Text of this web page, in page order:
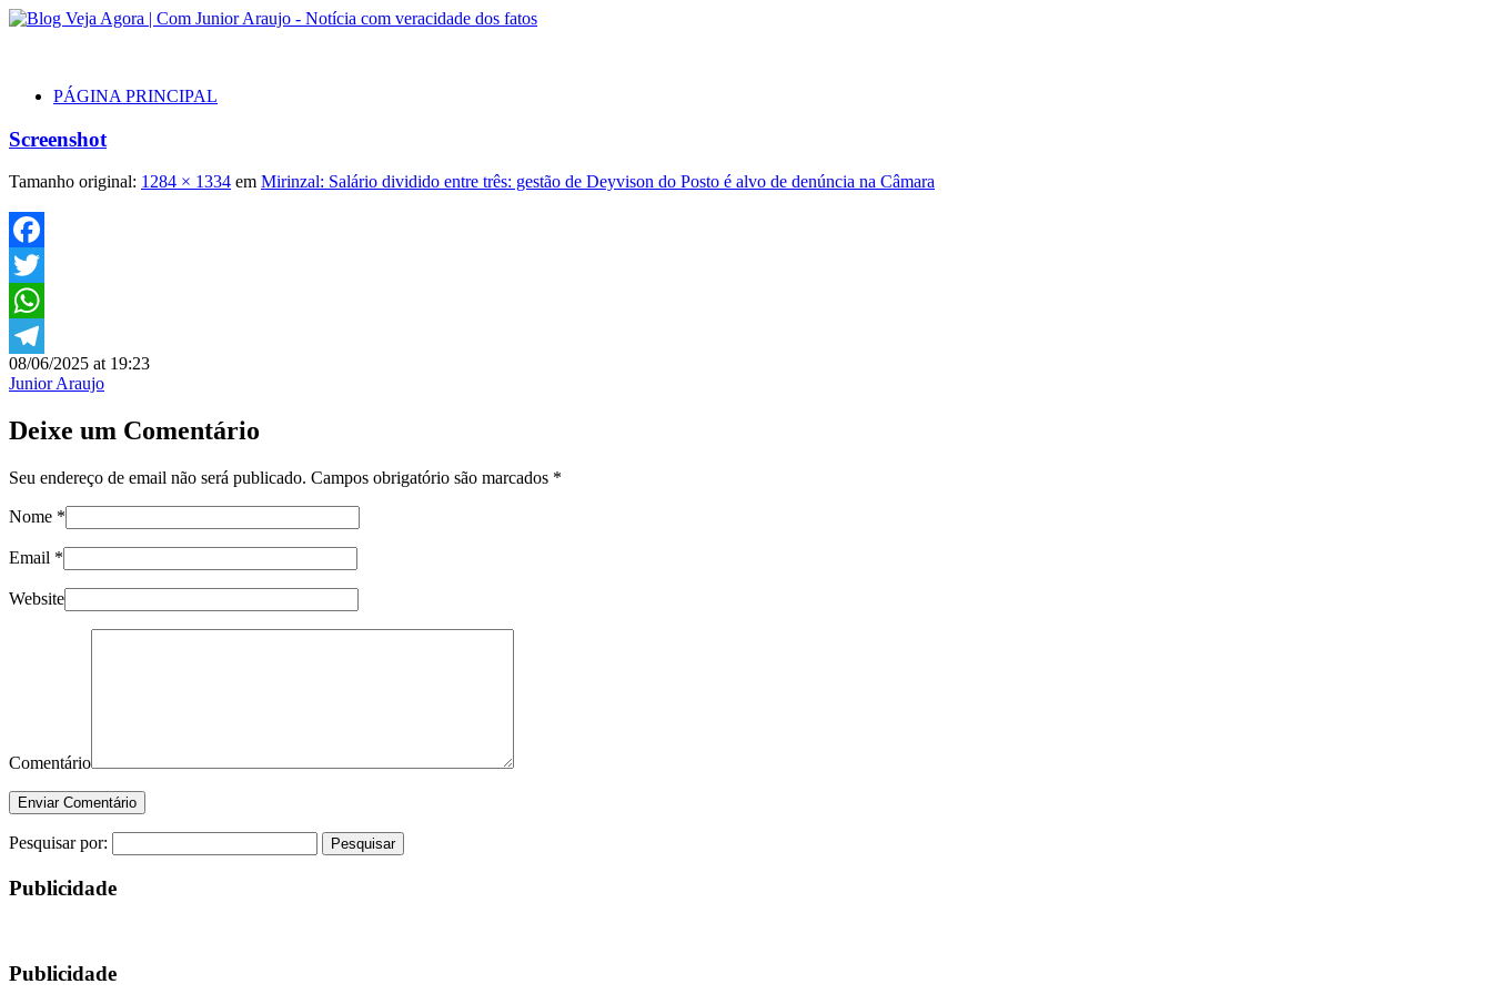
PÁGINA PRINCIPAL
Screenshot
Tamanho original: 1284 × 1334 em Mirinzal: Salário dividido entre três: gestão de Deyvison do Posto é alvo de denúncia na Câmara
Facebook
Twitter
WhatsApp
Telegram
08/06/2025 at 19:23
Junior Araujo
Deixe um Comentário
Seu endereço de email não será publicado. Campos obrigatório são marcados *
Nome *
Email *
Website
Comentário
Pesquisar por:
Publicidade
Publicidade